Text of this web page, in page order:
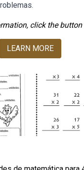
click the button
LEARN MORE